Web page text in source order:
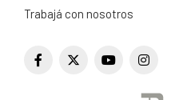
Trabajá con nosotros